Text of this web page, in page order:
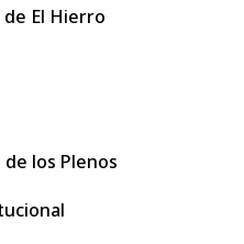
El Hierro
los Plenos